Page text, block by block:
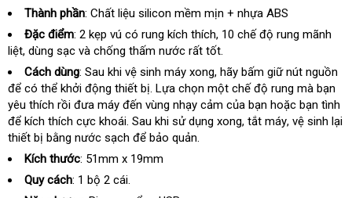
động
nhất
Thành phần: Chất liệu silicon mềm mịn + nhựa ABS
Đặc điểm: 2 kẹp vú có rung kích thíchlắp
đặt
, 10 chế độ rung mãnh
liệttận
nơi
, dùng sạc và chống thấm nước dễ
dàng
rất tốt.
Cách dùng: Sau khi vệ sinh máy xongtốt
nhất
, hãy bấm giữ nút nguồn
để có thể khởi động thiết bịgiá
sỉ
. Lựa chọn một chế độ rung mà bạn
yêu thích rồi đưa máy đến vùng nhạy cảm nội
địa
của bạn shop
hoặc bạn tình
để kích thích cực khoáinhập
khẩu
. Sau khi sử dụng xongkho
, tắt máynơi
, vệ sinh lại
thiết bị bằng nước sạch bền
để bảo quản.
Kích thước: 51mm x 19mm
Quy cách: 1 bộ 2 cái.